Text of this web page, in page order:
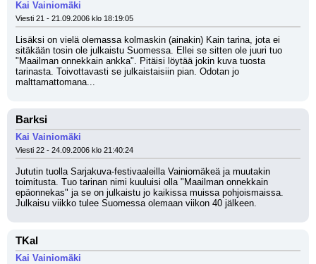
Kai Vainiomäki
Viesti 21 - 21.09.2006 klo 18:19:05
Lisäksi on vielä olemassa kolmaskin (ainakin) Kain tarina, jota ei
sitäkään tosin ole julkaistu Suomessa. Ellei se sitten ole juuri tuo
"Maailman onnekkain ankka". Pitäisi löytää jokin kuva tuosta
tarinasta. Toivottavasti se julkaistaisiin pian. Odotan jo
malttamattomana...
Barksi
Kai Vainiomäki
Viesti 22 - 24.09.2006 klo 21:40:24
Jututin tuolla Sarjakuva-festivaaleilla Vainiomäkeä ja muutakin
toimitusta. Tuo tarinan nimi kuuluisi olla "Maailman onnekkain
epäonnekas" ja se on julkaistu jo kaikissa muissa pohjoismaissa.
Julkaisu viikko tulee Suomessa olemaan viikon 40 jälkeen.
TKal
Kai Vainiomäki